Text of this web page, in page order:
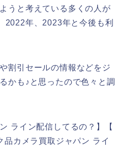
うと考えている多くの人が
2022年、2023年と今後も利
割引セールの情報などをジ
かも♪と思ったので色々と調
ライン配信してるの？】【
カメラ買取ジャパン ライ